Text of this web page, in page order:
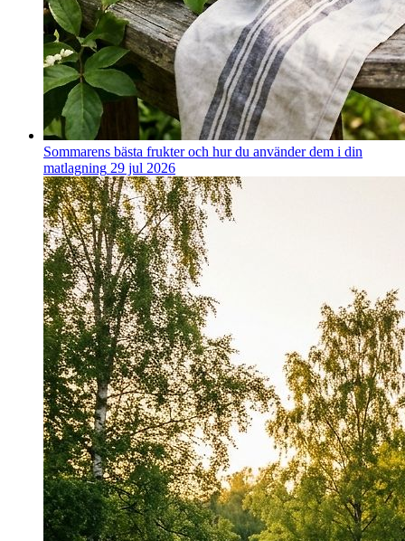
Sommarens bästa frukter och hur du använder dem i din
matlagning 29 jul 2026